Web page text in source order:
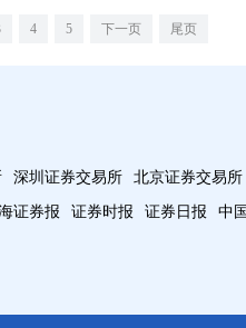
4 5 下一页 尾页